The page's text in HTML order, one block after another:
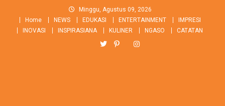
content
Minggu, Agustus 09, 2026
Home
NEWS EDUKASI ENTERTAINMENT
IMPRESI
INOVASI
INSPIRASIANA KULINER NGASO CATATAN